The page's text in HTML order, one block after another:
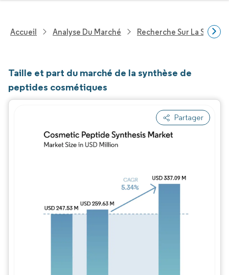
Accueil Analyse Du Marché Recherche Sur La Santé
Taille et part du marché de la synthèse de
peptides cosmétiques
Partager